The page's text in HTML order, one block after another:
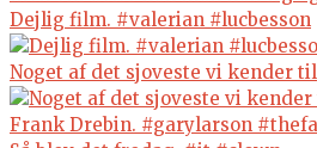
Dejlig film. #valerian #lucbesson
Noget af det sjoveste vi kender